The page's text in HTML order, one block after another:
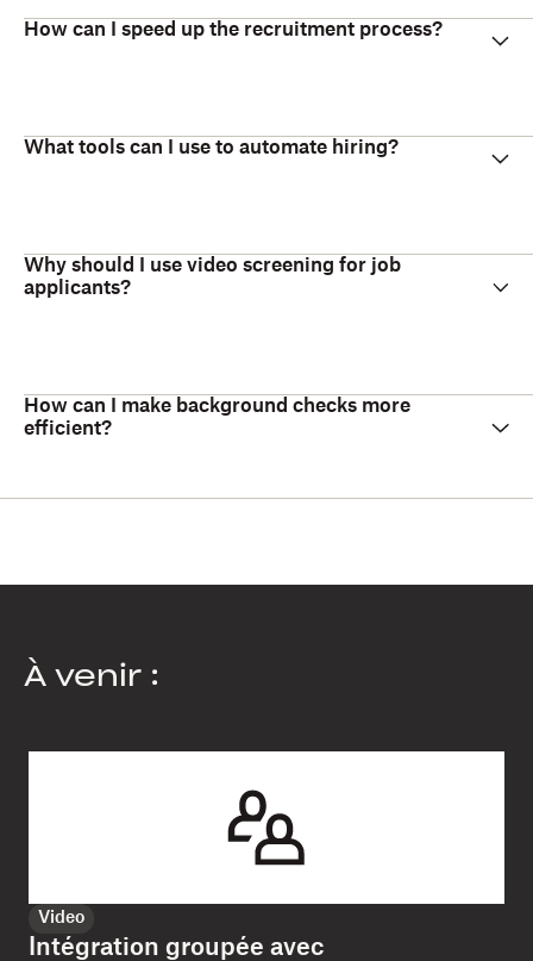
How can I speed up the recruitment process?
What tools can I use to automate hiring?
Why should I use video screening for job
applicants?
How can I make background checks more
efficient?
À venir :
Video
Intégration groupée avec